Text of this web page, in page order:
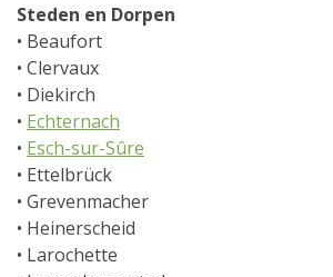
Steden en Dorpen
• Beaufort
• Clervaux
• Diekirch
• Echternach
• Esch-sur-Sûre
• Ettelbrück
• Grevenmacher
• Heinerscheid
• Larochette